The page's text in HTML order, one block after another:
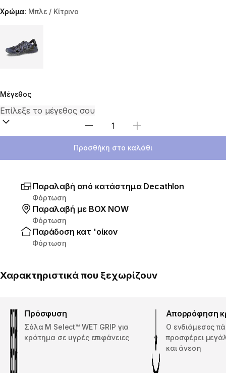
Χρώμα: Μπλε / Κίτρινο
Μέγεθος
Επιλέξτε ποσότητα
Προσθήκη στο καλάθι
Παραλαβή από κατάστημα Decathlon
Φόρτωση
Παραλαβή με ΒΟΧ ΝΟW
Φόρτωση
Παράδοση κατ 'οίκον
Φόρτωση
Χαρακτηριστικά που ξεχωρίζουν
Πρόσφυση
Σόλα M Select™ WET GRIP για
κράτημα σε υγρές επιφάνειες
Απορρόφηση
Ο ενδιάμεσος
προσφέρει
και άνεση